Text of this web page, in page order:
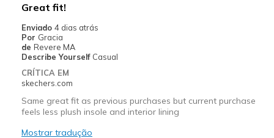
Great fit!
Enviado 4 dias atrás
Por Gracia
de Revere MA
Describe Yourself Casual
CRÍTICA EM
skechers.com
Same great fit as previous purchases but current purchase
feels less plush insole and interior lining
Mostrar tradução